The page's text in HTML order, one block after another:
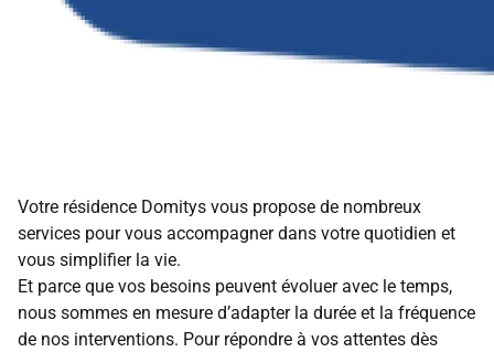
Votre résidence Domitys vous propose de nombreux
services pour vous accompagner dans votre quotidien et
vous simplifier la vie.
Et parce que vos besoins peuvent évoluer avec le temps,
nous sommes en mesure d’adapter la durée et la fréquence
de nos interventions. Pour répondre à vos attentes dès